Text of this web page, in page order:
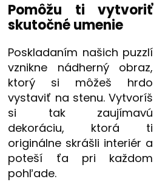
Pomôžu ti vytvoriť
skutočné umenie
Poskladaním našich puzzlí
vznikne nádherný obraz,
ktorý si môžeš hrdo
vystaviť na stenu. Vytvoríš
si tak zaujímavú
dekoráciu, ktorá ti
originálne skrášli interiér a
poteší ťa pri každom
pohľade.